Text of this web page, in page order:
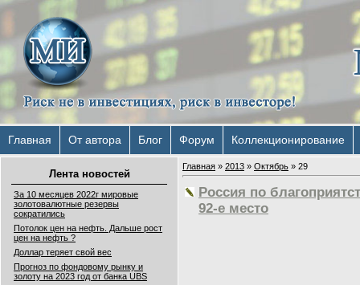
Главная От автора Блог Форум Коллекционирование
Лента новостей
За 10 месяцев 2022г мировые
золотовалютные резервы
сократились
Потолок цен на нефть. Дальше рост
цен на нефть ?
Доллар теряет свой вес
Прогноз по фондовому рынку и
золоту на 2023 год от банка UBS
Главная » 2013 » Октябрь » 29
Россия по
92-е место